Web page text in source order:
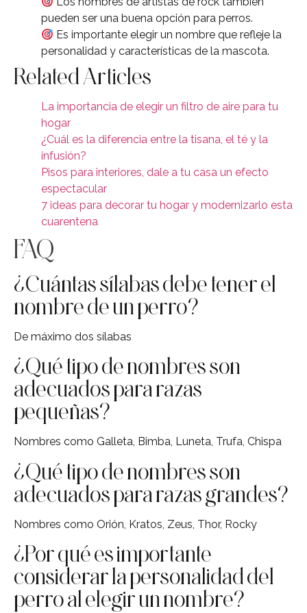
pueden ser una buena opción para perros.
Es importante elegir un nombre que refleje la
personalidad y características de la mascota.
Related Articles
La importancia de elegir un filtro de aire para tu
hogar
¿Cuál es la diferencia entre la tisana, el té y la
infusión?
Pisos para interiores, dale a tu casa un efecto
espectacular
7 ideas para decorar tu hogar y modernizarlo esta
cuarentena
FAQ
¿Cuántas sílabas debe tener el
nombre de un perro?
De máximo dos sílabas
¿Qué tipo de nombres son
adecuados para razas
pequeñas?
Nombres como Galleta, Bimba, Luneta, Trufa, Chispa
¿Qué tipo de nombres son
adecuados para razas grandes?
Nombres como Orión, Kratos, Zeus, Thor, Rocky
¿Por qué es importante
considerar la personalidad del
perro al elegir un nombre?